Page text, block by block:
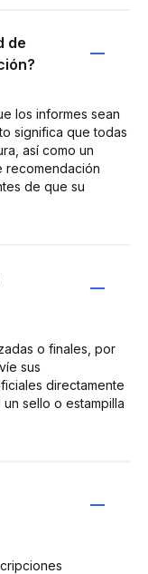
de
los informes sean
significa que todas
así como un
recomendación
de que su
o finales, por
sus
directamente
sello o estampilla